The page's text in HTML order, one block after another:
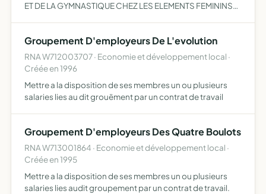
ET DE LA GYMNASTIQUE CHEZ LES ELEMENTS FEMININS
Groupement D'employeurs De L'evolution
RNA W712003707 · Economie et développement local ·
Créée en 1996
Mettre a la disposition de ses membres un ou plusieurs
salaries lies au dit grouëment par un contrat de travail
Groupement D'employeurs Des Quatre Boulots
RNA W713001864 · Economie et développement local ·
Créée en 1995
Mettre a la disposition de ses membres un ou plusieurs
salaries lies audit groupement par un contrat de travail.